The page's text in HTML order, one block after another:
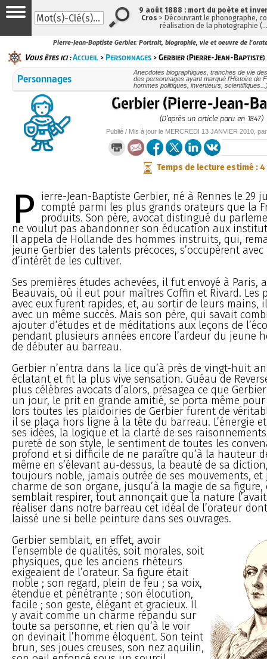
Pierre-Jean-Baptiste Gerbier. Portrait, biographie, vie et oeuvre de
Vous êtes ici :Accueil >Personnages > Gerbier (Pierre-Jean-Baptiste)
Personnages
Anecdotes biographiques, tranches de vie
des personnages ayant marqué l’Histoire de
hommes politiques, inventeurs,
Gerbier (Pierre-Jean-
(D’après un article paru en 1847)
Publié / Mis à jour le MERCREDI 13 JANVIER 2010 ,
Temps de lecture estimé : 4
P ierre-Jean-Baptiste Gerbier, né à Rennes le 29
compté parmi les plus grands orateurs que la
produits. Son père, avocat distingué du
ne voulut pas abandonner son éducation aux
Il appela de Hollande des hommes instruits, qui,
jeune Gerbier des talents précoces, s’occupèrent
d’intérêt de les cultiver.
Ses premières études achevées, il fut envoyé à Paris,
Beauvais, où il eut pour maîtres Coffin et Rivard. Les
avec eux furent rapides, et, au sortir de leurs mains,
avec un même succès. Mais son père, qui savait
ajouter d’études et de méditations aux leçons de
pendant plusieurs années encore l’ardeur du jeune
de débuter au barreau.
Gerbier n’entra dans la lice qu’à près de vingt-huit
éclatant et fit la plus vive sensation. Guéau de
plus célèbres avocats d’alors, présagea ce que
un jour, le prit en grande amitié, se porta même
lors toutes les plaidoiries de Gerbier furent de
il se plaça hors ligne à la tête du barreau. L’énergie
ses idées, la logique et la clarté de ses
pureté de son style, le sentiment de toutes les
profond et si difficile de ne paraître qu’à la hauteur
même en s’élevant au-dessus, la beauté de sa
toujours noble, jamais outrée de ses mouvements, et
charme de son organe, jusqu’à la magie de sa
semblait respirer, tout annonçait que la nature
réaliser dans notre barreau cet idéal de l’orateur
laissé une si belle peinture dans ses ouvrages.
Gerbier semblait, en effet, avoir
l’ensemble de qualités, soit morales, soit
physiques, que les anciens rhéteurs
exigeaient de l’orateur. Sa figure était
noble ; son regard, plein de feu ; sa voix,
étendue et pénétrante ; son élocution,
facile ; son geste, élégant et gracieux. Il
y avait comme un charme répandu sur
toute sa personne, et rien qu’à le voir
on devinait l’homme éloquent. Son teint
brun, ses joues creuses, son nez aquilin,
9 août 1888 : mort du poète et
Cros > Découvrant le phonographe,
réalisation de la photographie